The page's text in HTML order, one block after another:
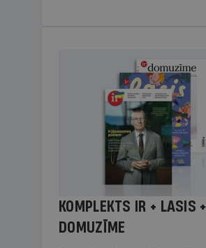
KOMPLEKTS IR + LASIS +
DOMUZĪME